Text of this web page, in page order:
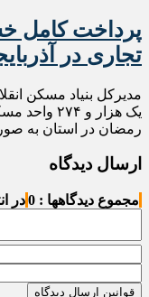
تجاری در
مدیرکل بنیاد مسکن
یک هزار و
رمضان در استان به
ارسال دیدگاه
مجموع دیدگاهها : 0 در
قوانین ارسال دیدگاه